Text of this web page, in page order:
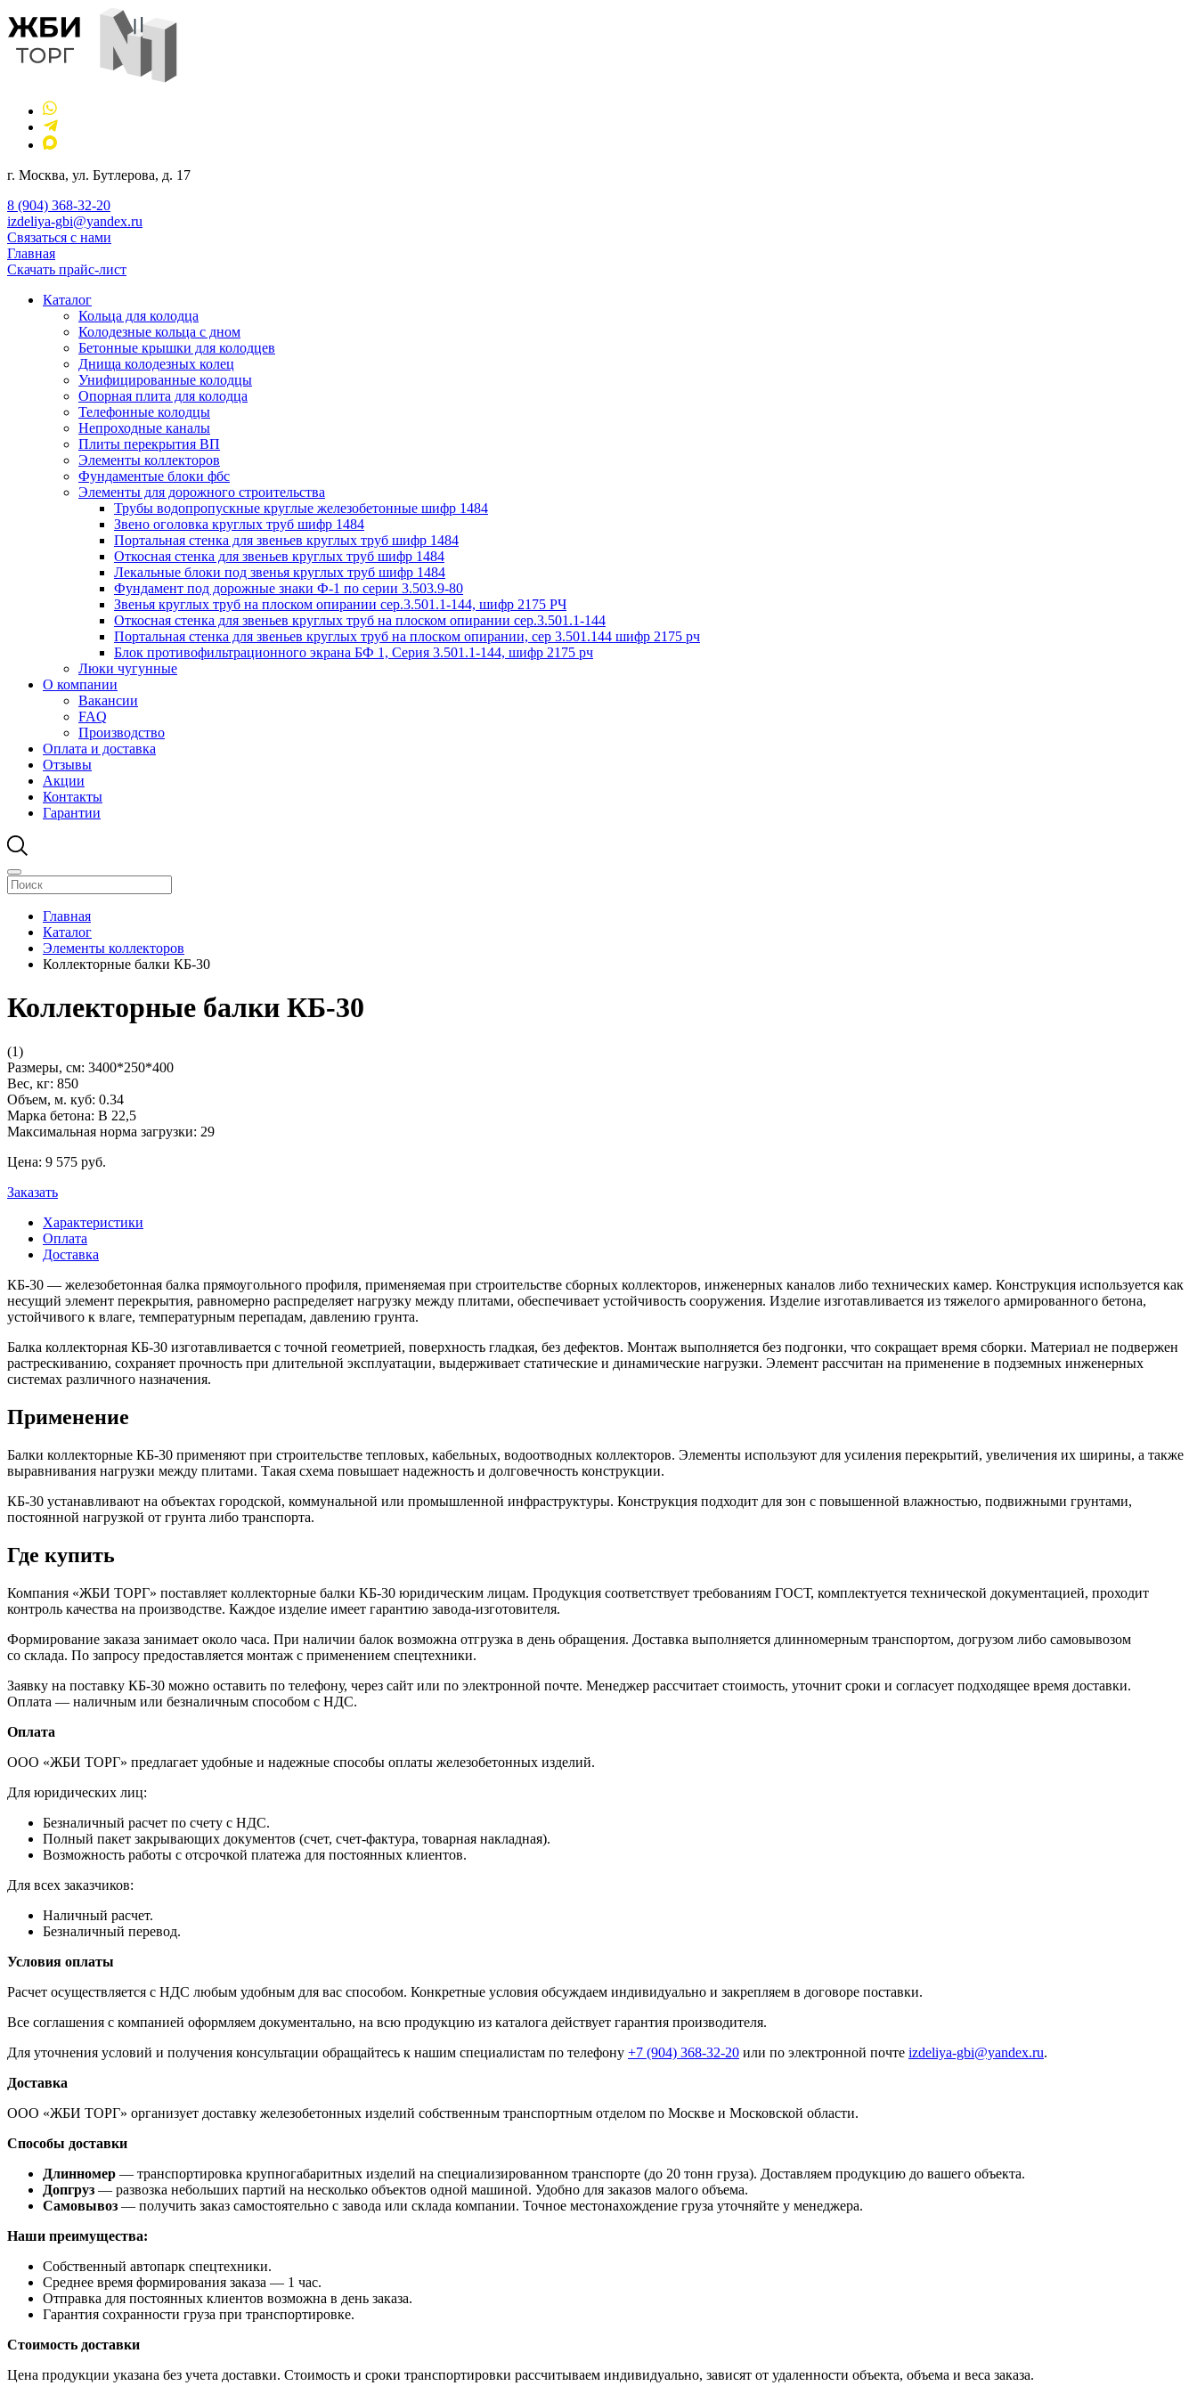
г. Москва, ул. Бутлерова, д. 17
8 (904) 368-32-20
izdeliya-gbi@yandex.ru
Связаться с нами
Главная
Скачать прайс-лист
Каталог
Кольца для колодца
Колодезные кольца с дном
Бетонные крышки для колодцев
Днища колодезных колец
Унифицированные колодцы
Опорная плита для колодца
Телефонные колодцы
Непроходные каналы
Плиты перекрытия ВП
Элементы коллекторов
Фундаментые блоки фбс
Элементы для дорожного строительства
Трубы водопропускные круглые железобетонные шифр 1484
Звено оголовка круглых труб шифр 1484
Портальная стенка для звеньев круглых труб шифр 1484
Откосная стенка для звеньев круглых труб шифр 1484
Лекальные блоки под звенья круглых труб шифр 1484
Фундамент под дорожные знаки Ф-1 по серии 3.503.9-80
Звенья круглых труб на плоском опирании сер.3.501.1-144, шифр 2175 РЧ
Откосная стенка для звеньев круглых труб на плоском опирании сер.3.501.1-144
Портальная стенка для звеньев круглых труб на плоском опирании, сер 3.501.144 шифр 2175 рч
Блок противофильтрационного экрана БФ 1, Серия 3.501.1-144, шифр 2175 рч
Люки чугунные
О компании
Вакансии
FAQ
Производство
Оплата и доставка
Отзывы
Акции
Контакты
Гарантии
Главная
Каталог
Элементы коллекторов
Коллекторные балки КБ-30
Коллекторные балки КБ-30
(1)
Размеры, см: 3400*250*400
Вес, кг: 850
Объем, м. куб: 0.34
Марка бетона: В 22,5
Максимальная норма загрузки: 29
Цена: 9 575 pуб.
Заказать
Характеристики
Оплата
Доставка
КБ-30 — железобетонная балка прямоугольного профиля, применяемая при строительстве сборных коллекторов, инженерных каналов либо технических камер. Конструкция используется как
несущий элемент перекрытия, равномерно распределяет нагрузку между плитами, обеспечивает устойчивость сооружения. Изделие изготавливается из тяжелого армированного бетона,
устойчивого к влаге, температурным перепадам, давлению грунта.
Балка коллекторная КБ-30 изготавливается с точной геометрией, поверхность гладкая, без дефектов. Монтаж выполняется без подгонки, что сокращает время сборки. Материал не подвержен
растрескиванию, сохраняет прочность при длительной эксплуатации, выдерживает статические и динамические нагрузки. Элемент рассчитан на применение в подземных инженерных
системах различного назначения.
Применение
Балки коллекторные КБ-30 применяют при строительстве тепловых, кабельных, водоотводных коллекторов. Элементы используют для усиления перекрытий, увеличения их ширины, а также
выравнивания нагрузки между плитами. Такая схема повышает надежность и долговечность конструкции.
КБ-30 устанавливают на объектах городской, коммунальной или промышленной инфраструктуры. Конструкция подходит для зон с повышенной влажностью, подвижными грунтами,
постоянной нагрузкой от грунта либо транспорта.
Где купить
Компания «ЖБИ ТОРГ» поставляет коллекторные балки КБ-30 юридическим лицам. Продукция соответствует требованиям ГОСТ, комплектуется технической документацией, проходит
контроль качества на производстве. Каждое изделие имеет гарантию завода-изготовителя.
Формирование заказа занимает около часа. При наличии балок возможна отгрузка в день обращения. Доставка выполняется длинномерным транспортом, догрузом либо самовывозом
со склада. По запросу предоставляется монтаж с применением спецтехники.
Заявку на поставку КБ-30 можно оставить по телефону, через сайт или по электронной почте. Менеджер рассчитает стоимость, уточнит сроки и согласует подходящее время доставки.
Оплата — наличным или безналичным способом с НДС.
Оплата
ООО «ЖБИ ТОРГ» предлагает удобные и надежные способы оплаты железобетонных изделий.
Для юридических лиц:
Безналичный расчет по счету с НДС.
Полный пакет закрывающих документов (счет, счет-фактура, товарная накладная).
Возможность работы с отсрочкой платежа для постоянных клиентов.
Для всех заказчиков:
Наличный расчет.
Безналичный перевод.
Условия оплаты
Расчет осуществляется с НДС любым удобным для вас способом. Конкретные условия обсуждаем индивидуально и закрепляем в договоре поставки.
Все соглашения с компанией оформляем документально, на всю продукцию из каталога действует гарантия производителя.
Для уточнения условий и получения консультации обращайтесь к нашим специалистам по телефону +7 (904) 368-32-20 или по электронной почте izdeliya-gbi@yandex.ru.
Доставка
ООО «ЖБИ ТОРГ» организует доставку железобетонных изделий собственным транспортным отделом по Москве и Московской области.
Способы доставки
Длинномер — транспортировка крупногабаритных изделий на специализированном транспорте (до 20 тонн груза). Доставляем продукцию до вашего объекта.
Допгруз — развозка небольших партий на несколько объектов одной машиной. Удобно для заказов малого объема.
Самовывоз — получить заказ самостоятельно с завода или склада компании. Точное местонахождение груза уточняйте у менеджера.
Наши преимущества:
Собственный автопарк спецтехники.
Среднее время формирования заказа — 1 час.
Отправка для постоянных клиентов возможна в день заказа.
Гарантия сохранности груза при транспортировке.
Стоимость доставки
Цена продукции указана без учета доставки. Стоимость и сроки транспортировки рассчитываем индивидуально, зависят от удаленности объекта, объема и веса заказа.